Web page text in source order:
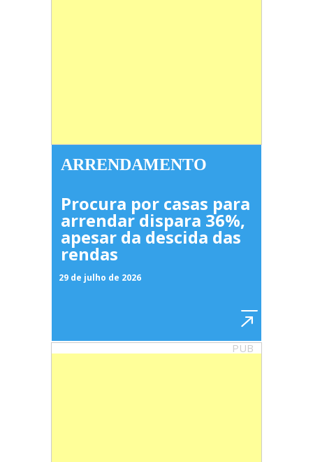
ARRENDAMENTO
Procura por casas para
arrendar dispara 36%,
apesar da descida das
rendas
29 de julho de 2026
PUB